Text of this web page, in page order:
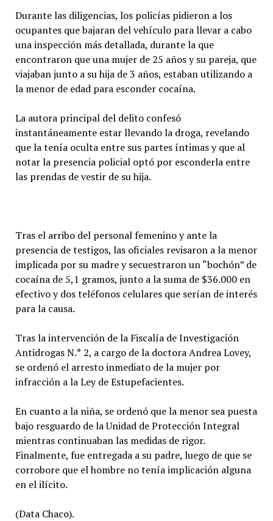
Durante las diligencias, los policías pidieron a los
ocupantes que bajaran del vehículo para llevar a cabo
una inspección más detallada, durante la que
encontraron que una mujer de 25 años y su pareja, que
viajaban junto a su hija de 3 años, estaban utilizando a
la menor de edad para esconder cocaína.
La autora principal del delito confesó
instantáneamente estar llevando la droga, revelando
que la tenía oculta entre sus partes íntimas y que al
notar la presencia policial optó por esconderla entre
las prendas de vestir de su hija.
Tras el arribo del personal femenino y ante la
presencia de testigos, las oficiales revisaron a la menor
implicada por su madre y secuestraron un “bochón” de
cocaína de 5,1 gramos, junto a la suma de $36.000 en
efectivo y dos teléfonos celulares que serían de interés
para la causa.
Tras la intervención de la Fiscalía de Investigación
Antidrogas N.° 2, a cargo de la doctora Andrea Lovey,
se ordenó el arresto inmediato de la mujer por
infracción a la Ley de Estupefacientes.
En cuanto a la niña, se ordenó que la menor sea puesta
bajo resguardo de la Unidad de Protección Integral
mientras continuaban las medidas de rigor.
Finalmente, fue entregada a su padre, luego de que se
corrobore que el hombre no tenía implicación alguna
en el ilícito.
(Data Chaco).